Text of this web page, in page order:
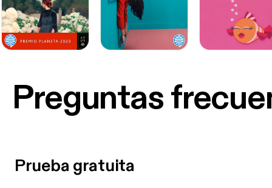
Preguntas
Prueba gratuita